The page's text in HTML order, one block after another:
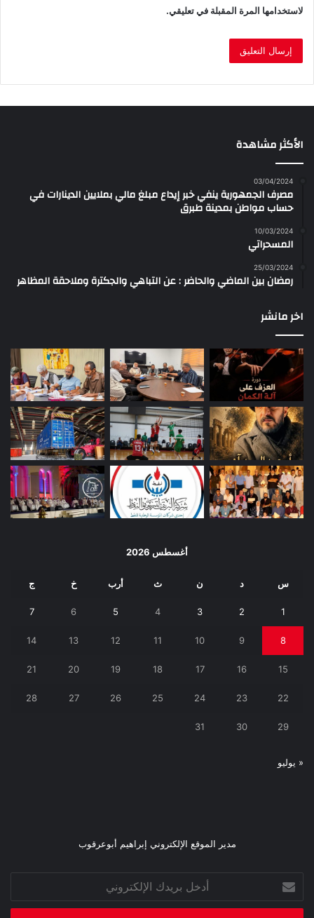
لاستخدامها المرة المقبلة في تعليقي.
الأكثر مشاهدة
03/04/2024
مصرف الجمهورية ينفي خبر إيداع مبلغ مالي بملايين الدينارات في
حساب مواطن بمدينة طبرق
10/03/2024
المسحراتي
25/03/2024
رمضان بين الماضي والحاضر : عن التباهي والجكترة وملاحقة المظاهر
اخر مانشر
أغسطس 2026
س د ن ث أرب خ ج
1
2
3
4
5
6
7
8
9
10
11
12
13
14
15
16
17
18
19
20
21
22
23
24
25
26
27
28
29
30
31
« يوليو
مدير الموقع الإلكتروني إبراهيم أبوعرقوب
بريدك
الإلكتروني